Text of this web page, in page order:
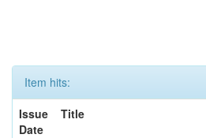
Item hits:
Issue
Date
Title